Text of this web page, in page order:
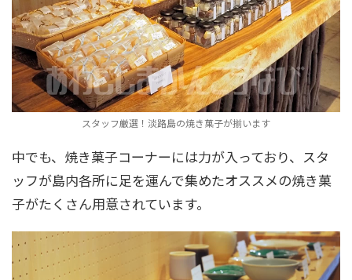
スタッフ厳選！淡路島の焼き菓子が揃います
中でも、焼き菓子コーナーには力が入っており、スタ
ッフが島内各所に足を運んで集めたオススメの焼き菓
子がたくさん用意されています。